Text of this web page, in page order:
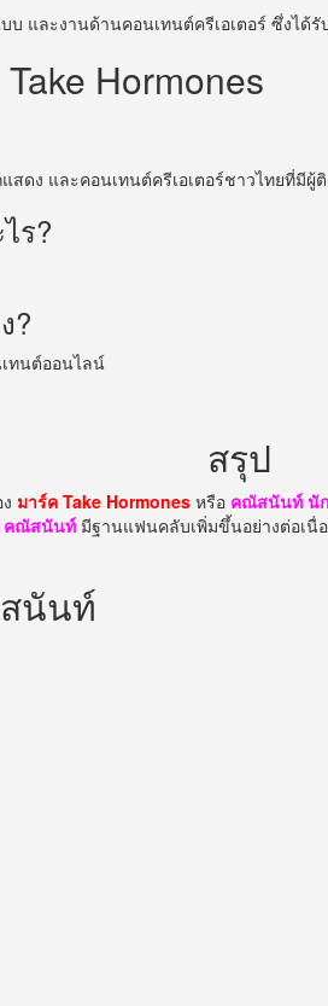
และงานด้านคอนเทนต์ครีเอเตอร์ ซึ่งได้
Hormones
ดง และคอนเทนต์ครีเอเตอร์ชาวไทยที่มี
ร?
?
ทนต์ออนไลน์
สรุป
มาร์ค Take Hormones หรือ คณัสนันท์ นั
คณัสนันท์ มีฐานแฟนคลับเพิ่มขึ้นอย่างต่อเนื่
นันท์